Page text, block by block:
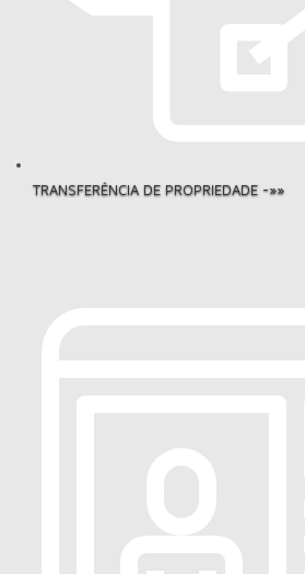
TRANSFERÊNCIA DE PROPRIEDADE -»»